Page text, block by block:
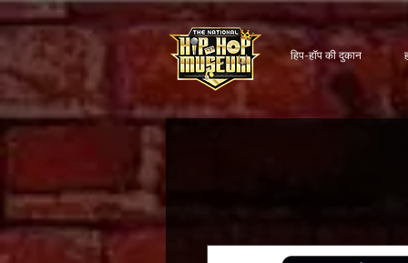
हिप-हॉप की दुकान